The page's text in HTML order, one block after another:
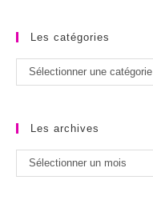
Les catégories
Les
catégories
Sélectionner une catégorie
Les archives
Les
archives
Sélectionner un mois